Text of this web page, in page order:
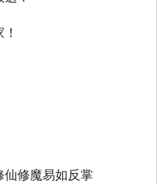
仙修魔易如反掌